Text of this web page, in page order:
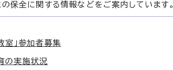
保全に関する情報などをご案内しています。
」参加者募集
の実施状況